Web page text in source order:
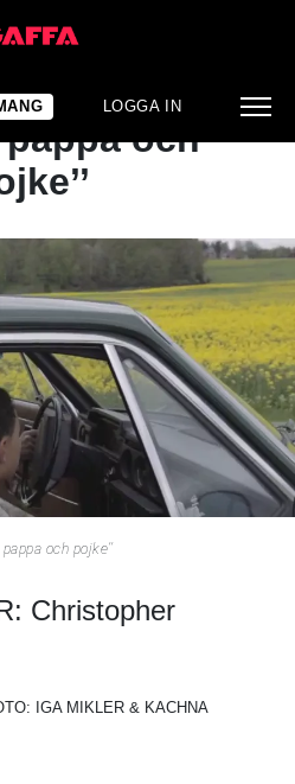
LOGGA IN
NYHET
om manlighet,
och
och pojke’’
Christopher
IGA MIKLER & KACHNA